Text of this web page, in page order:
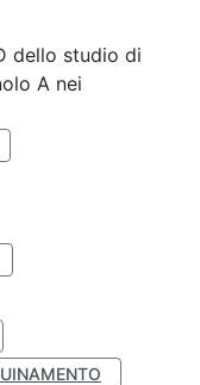
dello studio di
A nei